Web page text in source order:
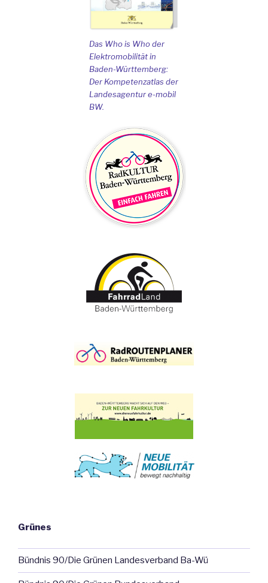
Das Who is Who der
Elektromobilität in
Baden-Württemberg:
Der Kompetenzatlas der
Landesagentur e-mobil
BW.
Grünes
Bündnis 90/Die Grünen Landesverband Ba-Wü